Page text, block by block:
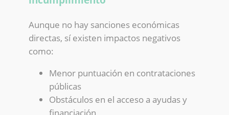
Aunque no hay sanciones económicas
directas, sí existen impactos negativos
como:
Menor puntuación en contrataciones
públicas
Obstáculos en el acceso a ayudas y
financiación